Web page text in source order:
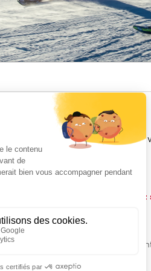
Aller / retour piétons télécabine 1"
Gorge
Ruelle
ne pourrez pas utiliser ce forfait
FIDÉLITÉ - Fideloski
ligne :
ligne, vous serez